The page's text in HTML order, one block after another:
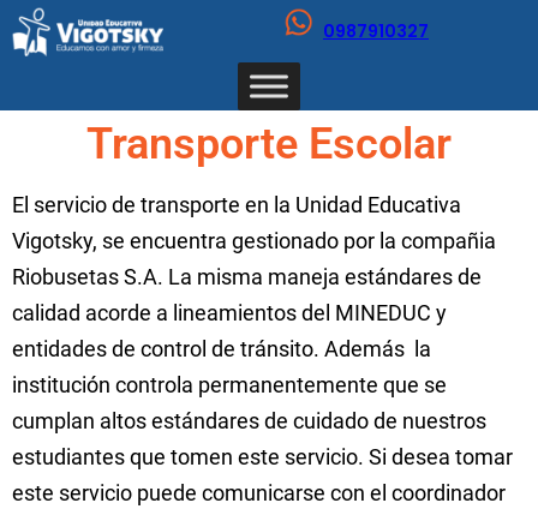
0987910327
Transporte Escolar
El servicio de transporte en la Unidad Educativa
Vigotsky, se encuentra gestionado por la compañia
Riobusetas S.A. La misma maneja estándares de
calidad acorde a lineamientos del MINEDUC y
entidades de control de tránsito. Además la
institución controla permanentemente que se
cumplan altos estándares de cuidado de nuestros
estudiantes que tomen este servicio. Si desea tomar
este servicio puede comunicarse con el coordinador